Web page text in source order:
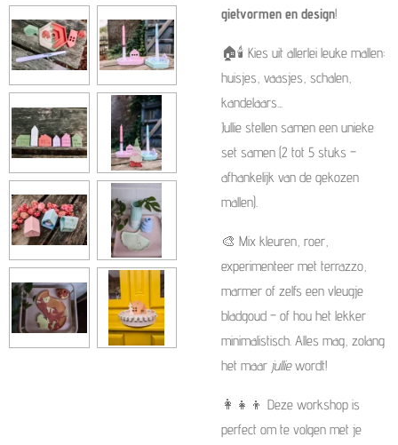
gietvormen en design!
🏠🕯️ Kies uit allerlei leuke mallen:
huisjes, vaasjes, schalen,
kandelaars...
Jullie stellen samen een unieke
set samen (2 tot 5 stuks –
afhankelijk van de gekozen
mallen).
🎨 Mix kleuren, roer,
experimenteer met terrazzo,
marmer of zelfs een vleugje
bladgoud – of hou het lekker
minimalistisch. Alles mag, zolang
het maar julliewordt!
👩‍👧‍👦 Deze workshop is
perfect om te volgen met je